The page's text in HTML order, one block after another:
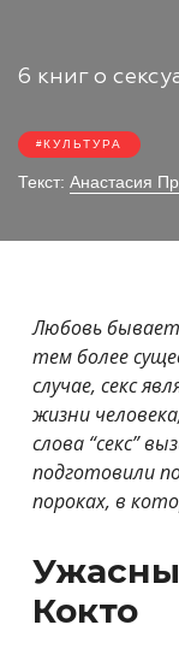
6 книг о
КУЛЬТУРА
Текст: Анастасия
Любовь бывает
тем более
случае, секс
жизни
слова “секс”
подготовили
пороках, в
Кокто